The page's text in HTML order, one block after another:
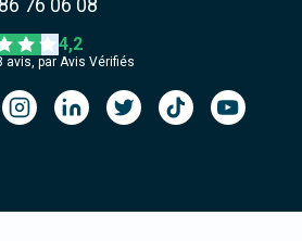
76 06 08
4,2
avis, par Avis Vérifiés